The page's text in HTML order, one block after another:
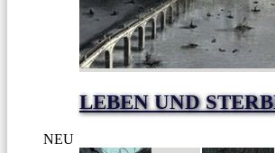
LEBEN UND
NEU